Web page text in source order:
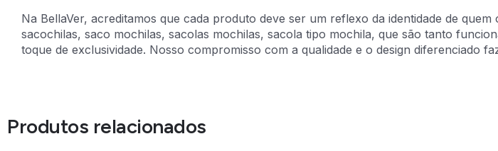
Na BellaVer, acreditamos que cada produto deve ser um reflexo da identidade de
sacochilas, saco mochilas, sacolas mochilas, sacola tipo mochila, que são tanto
toque de exclusividade. Nosso compromisso com a qualidade e o design diferenciado
Produtos relacionados